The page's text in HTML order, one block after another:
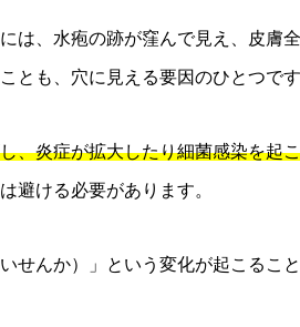
、水疱の跡が窪んで見え、皮膚
とも、穴に見える要因のひとつです
、炎症が拡大したり細菌感染を起
避ける必要があります。
せんか）」という変化が起こる